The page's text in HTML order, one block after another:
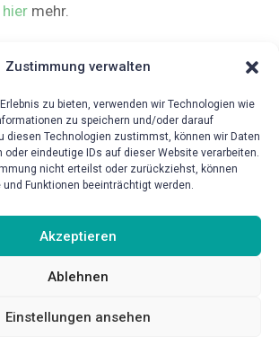
Zustimmung verwalten
zu bieten, verwenden wir Technologien wie
zu speichern und/oder darauf
diesen Technologien zustimmst, können wir Daten
oder eindeutige IDs auf dieser Website verarbeiten.
nicht erteilst oder zurückziehst, können
Funktionen beeinträchtigt werden.
Akzeptieren
Ablehnen
Einstellungen ansehen
hiermehr.
format=’d.m.Y‘}!}